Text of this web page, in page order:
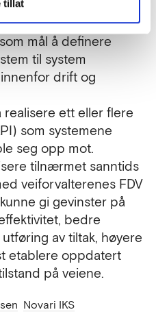
tillat
veiforvalterenes FDV
driftssystemer.
mål å definere
til system
drift og
realisere ett eller flere
som systemene
seg opp mot.
tilnærmet sanntids
veiforvalterenes FDV
gi gevinster på
bedre
av tiltak, høyere
etablere oppdatert
på veiene.
Novari IKS